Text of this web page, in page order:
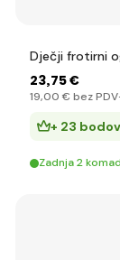
Dječji frotirni
23,75 €
19,00 € bez
+ 23
Zadnja 2